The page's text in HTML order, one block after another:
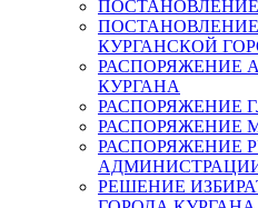
КУРГАНСКОЙ
РАСПОРЯЖЕНИЕ
КУРГАНА
РАСПОРЯЖЕНИЕ
РАСПОРЯЖЕНИЕ
РАСПОРЯЖЕНИЕ
РЕШЕНИЕ